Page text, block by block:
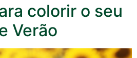
colorir o seu
Verão